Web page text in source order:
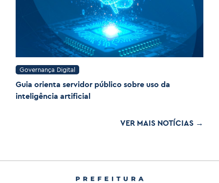
Governança Digital
Guia orienta servidor público sobre uso da
inteligência artificial
VER MAIS NOTÍCIAS →